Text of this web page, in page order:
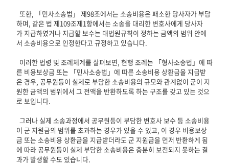
또한, 「민사소송법」 제98조에서는 소송비용은 패소한 당사자가 부담
하며, 같은 법 제109조제1항에서는 소송을 대리한 변호사에게 당사자
가 지급하였거나 지급할 보수는 대법원규칙이 정하는 금액의 범위 안에
서 소송비용으로 인정한다고 규정하고 있습니다.
이러한 법령 및 조례체계를 살펴보면, 현행 조례는 「형사소송법」에 따
른 비용보상금 또는 「민사소송법」에 따른 소송비용 상환금을 지급받
은 경우, 공무원등이 실제로 부담한 소송비용의 규모와 관계없이 군이 지
원한 금액의 범위에서 그 전액을 반환하도록 하는 구조를 갖고 있는 것으
로 보입니다.
그러나 실제 소송과정에서 공무원등이 부담한 변호사 보수 등 소송비용
이 군 지원금의 범위를 초과하는 경우가 있을 수 있고, 이 경우 비용보상
금 또는 소송비용 상환금을 지급받더라도 군 지원금을 먼저 반환하게 됨
에 따라 공무원등이 실제 부담한 소송비용은 충분히 보전되지 못하는 결
과가 발생할 수도 있습니다.